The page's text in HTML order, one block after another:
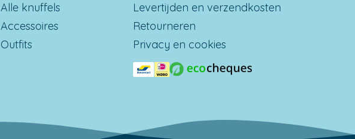
Alle knuffels
Accessoires
Outfits
Levertijden en verzendkosten
Retourneren
Privacy en cookies